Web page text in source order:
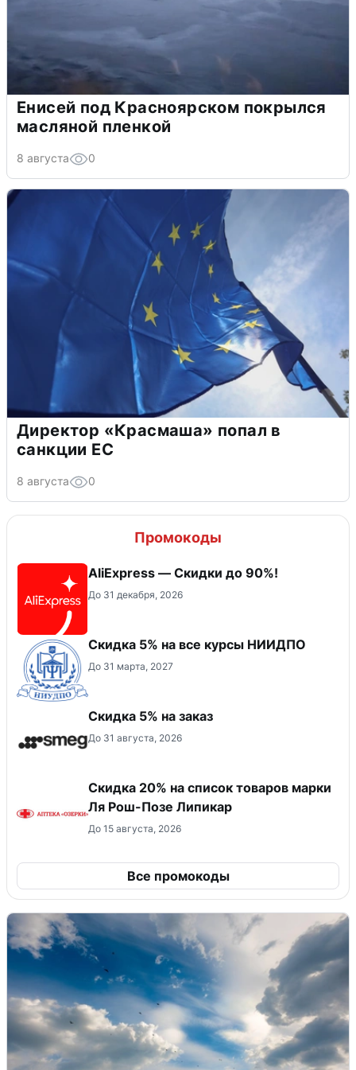
Енисей под Красноярском покрылся
масляной пленкой
8 августа 0
Директор «Красмаша» попал в
санкции ЕС
8 августа 0
Промокоды
AliExpress — Скидки до 90%!
До 31 декабря, 2026
Скидка 5% на все курсы НИИДПО
До 31 марта, 2027
Скидка 5% на заказ
До 31 августа, 2026
Скидка 20% на список товаров марки
Ля Рош-Позе Липикар
До 15 августа, 2026
Все промокоды